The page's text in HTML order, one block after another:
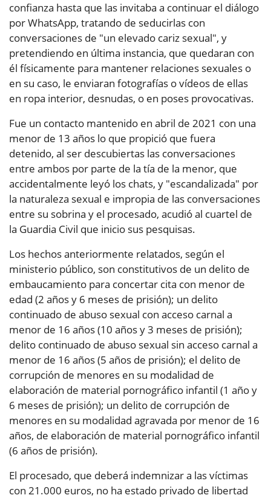
confianza hasta que las invitaba a continuar el diálogo
por WhatsApp, tratando de seducirlas con
conversaciones de "un elevado cariz sexual", y
pretendiendo en última instancia, que quedaran con
él físicamente para mantener relaciones sexuales o
en su caso, le enviaran fotografías o vídeos de ellas
en ropa interior, desnudas, o en poses provocativas.
Fue un contacto mantenido en abril de 2021 con una
menor de 13 años lo que propició que fuera
detenido, al ser descubiertas las conversaciones
entre ambos por parte de la tía de la menor, que
accidentalmente leyó los chats, y "escandalizada" por
la naturaleza sexual e impropia de las conversaciones
entre su sobrina y el procesado, acudió al cuartel de
la Guardia Civil que inicio sus pesquisas.
Los hechos anteriormente relatados, según el
ministerio público, son constitutivos de un delito de
embaucamiento para concertar cita con menor de
edad (2 años y 6 meses de prisión); un delito
continuado de abuso sexual con acceso carnal a
menor de 16 años (10 años y 3 meses de prisión);
delito continuado de abuso sexual sin acceso carnal a
menor de 16 años (5 años de prisión); el delito de
corrupción de menores en su modalidad de
elaboración de material pornográfico infantil (1 año y
6 meses de prisión); un delito de corrupción de
menores en su modalidad agravada por menor de 16
años, de elaboración de material pornográfico infantil
(6 años de prisión).
El procesado, que deberá indemnizar a las víctimas
con 21.000 euros, no ha estado privado de libertad